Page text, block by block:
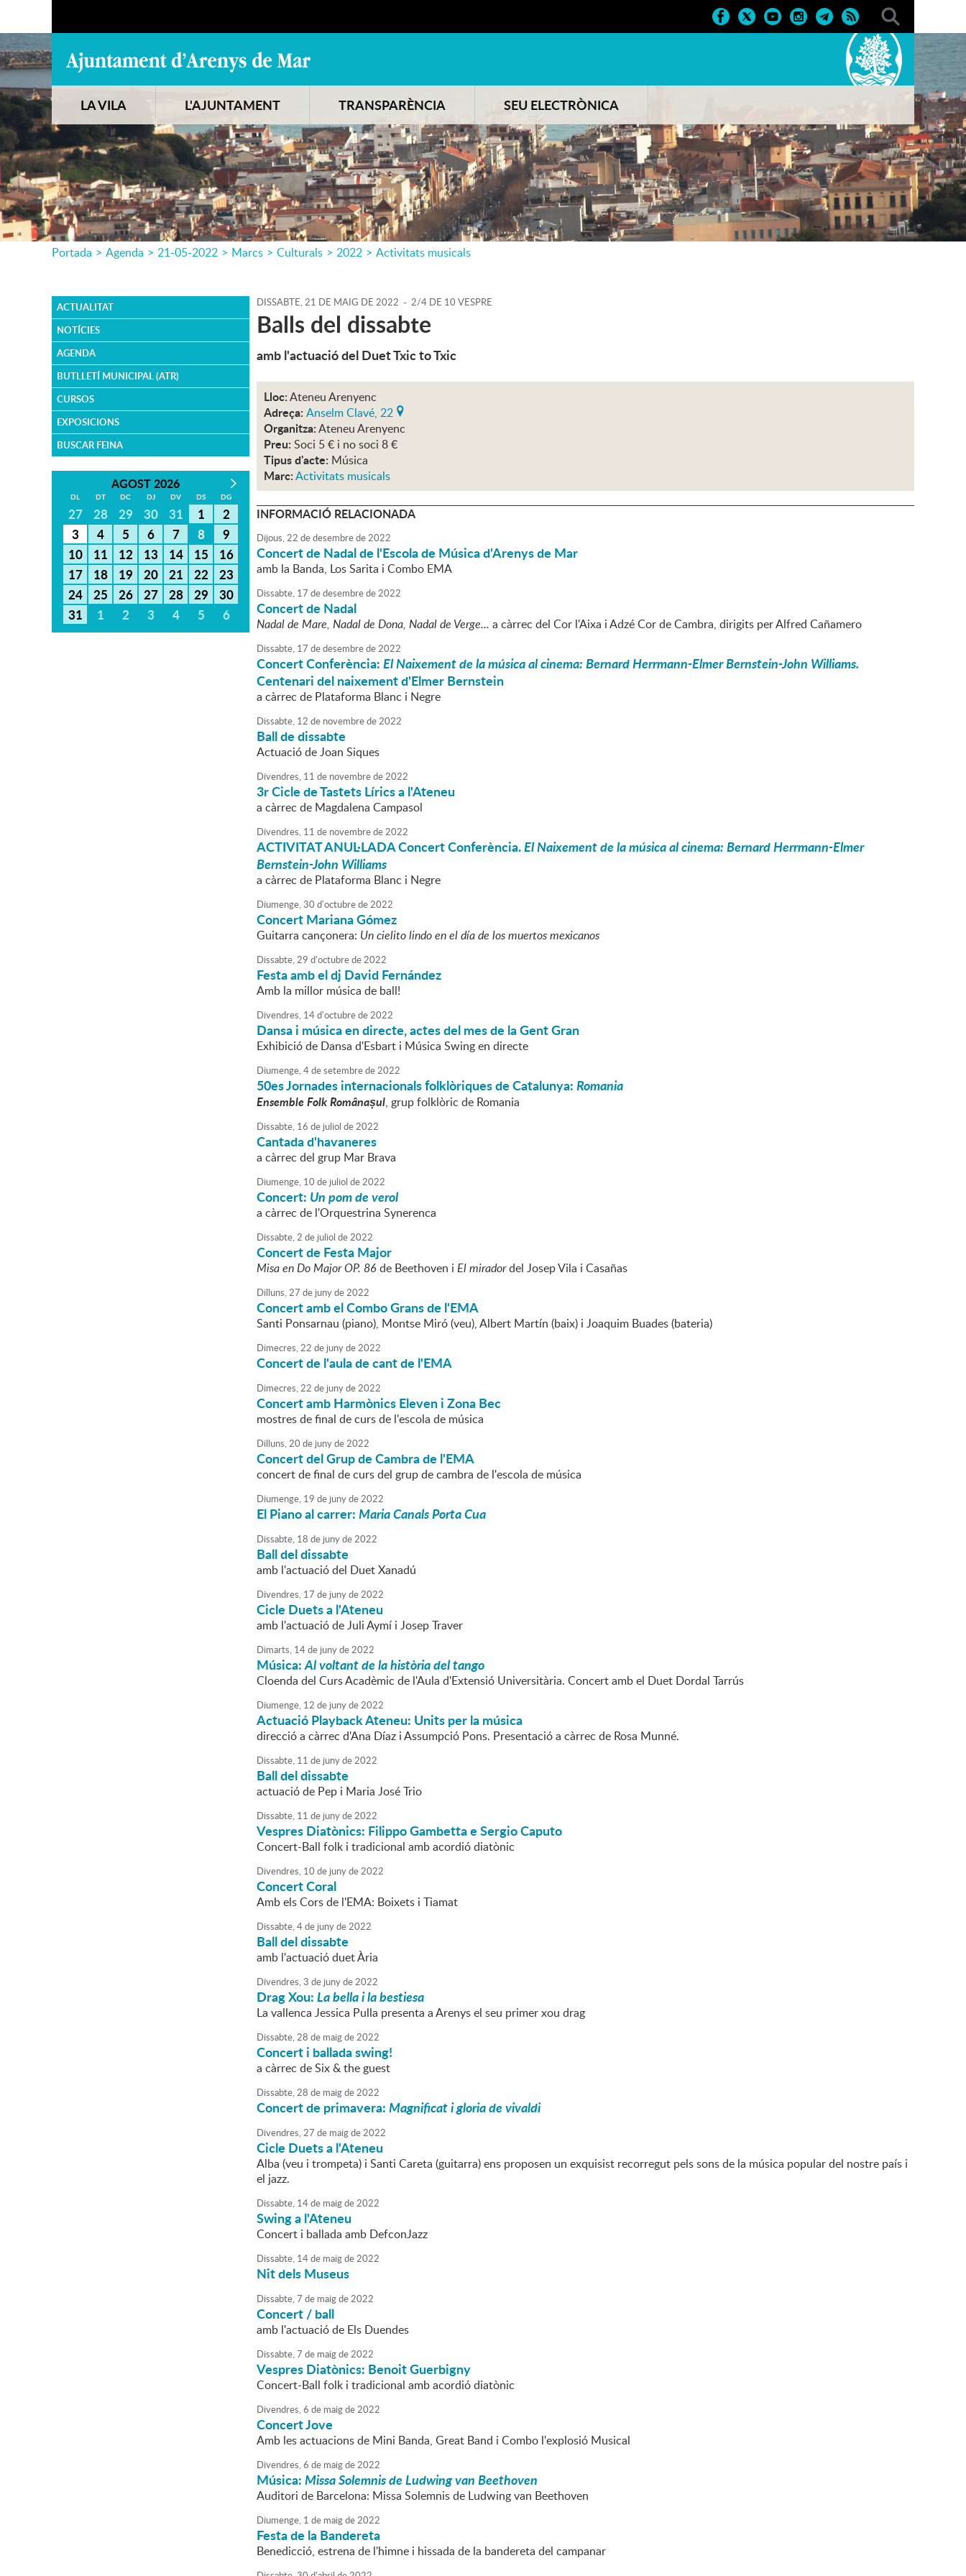
LA VILA L'AJUNTAMENT TRANSPARÈNCIA SEU ELECTRÒNICA
Portada > Agenda > 21-05-2022 > Marcs > Culturals > 2022 > Activitats musicals
ACTUALITAT
NOTÍCIES
AGENDA
BUTLLETÍ MUNICIPAL (ATR)
CURSOS
EXPOSICIONS
BUSCAR FEINA
AGOST 2026
DL DT DC DJ DV DS DG
27 28 29 30 31 1
2
3
4 5 6 7 8
9
10
11 12 13 14 15
16
17
18 19 20 21 22
23
24
25 26 27 28 29
30
31
1 2 3 4 5 6
DISSABTE,21 DE MAIG DE 2022 - 2/4 DE 10 VESPRE
Balls del dissabte
amb l'actuació del Duet Txic to Txic
Lloc:Ateneu Arenyenc
Adreça: Anselm Clavé, 22
Organitza:Ateneu Arenyenc
Preu: Soci 5 € i no soci 8 €
Tipus d'acte: Música
Marc:Activitats musicals
INFORMACIÓ RELACIONADA
Dijous,22 dedesembrede2022
Concert de Nadal de l'Escola de Música d'Arenys de Mar
amb la Banda, Los Sarita i Combo EMA
Dissabte, 17 dedesembrede2022
Concert de Nadal
Nadal de Mare, Nadal de Dona, Nadal de Verge... a càrrec del Cor l'Aixa i Adzé Cor de Cambra, dirigits per Alfred Cañamero
Dissabte, 17 dedesembrede2022
Concert Conferència:El Naixement de la música al cinema: Bernard Herrmann-Elmer Bernstein-John Williams.
Centenari del naixement d'Elmer Bernstein
a càrrec de Plataforma Blanc i Negre
Dissabte, 12 de novembrede2022
Ball de dissabte
Actuació de Joan Siques
Divendres, 11 de novembrede2022
3r Cicle de Tastets Lírics a l'Ateneu
a càrrec de Magdalena Campasol
Divendres, 11 de novembrede2022
ACTIVITAT ANUL·LADA Concert Conferència.El Naixement de la música al cinema: Bernard Herrmann-Elmer
Bernstein-John Williams
a càrrec de Plataforma Blanc i Negre
Diumenge,30 d'octubrede2022
Concert Mariana Gómez
Guitarra cançonera: Un cielito lindo en el día de los muertos mexicanos
Dissabte,29 d'octubrede2022
Festa amb el dj David Fernández
Amb la millor música de ball!
Divendres, 14d'octubrede2022
Dansa i música en directe, actes del mes de la Gent Gran
Exhibició de Dansa d'Esbart i Música Swing en directe
Diumenge,4desetembrede2022
50es Jornades internacionals folklòriques de Catalunya:Romania
Ensemble Folk Românașul, grup folklòric de Romania
Dissabte, 16 de juliol de2022
Cantada d'havaneres
a càrrec del grup Mar Brava
Diumenge, 10 de juliol de2022
Concert: Un pom de verol
a càrrec de l'Orquestrina Synerenca
Dissabte,2 de juliol de2022
Concert de Festa Major
Misa en Do Major OP. 86 de Beethoven i El miradordel Josep Vila i Casañas
Dilluns,27 de junyde2022
Concert amb el Combo Grans de l'EMA
Santi Ponsarnau (piano), Montse Miró (veu), Albert Martín (baix) i Joaquim Buades (bateria)
Dimecres,22 de junyde2022
Concert de l'aula de cant de l'EMA
Dimecres,22 de junyde2022
Concert amb Harmònics Eleven i Zona Bec
mostres de final de curs de l'escola de música
Dilluns,20 de junyde2022
Concert del Grup de Cambra de l'EMA
concert de final de curs del grup de cambra de l'escola de música
Diumenge, 19 de junyde2022
El Piano al carrer:Maria Canals Porta Cua
Dissabte, 18 de junyde2022
Ball del dissabte
amb l'actuació del Duet Xanadú
Divendres, 17 de junyde2022
Cicle Duets a l'Ateneu
amb l'actuació de Juli Aymí i Josep Traver
Dimarts, 14de junyde2022
Música:Al voltant de la història del tango
Cloenda del Curs Acadèmic de l'Aula d'Extensió Universitària. Concert amb el Duet Dordal Tarrús
Diumenge, 12 de junyde2022
Actuació Playback Ateneu: Units per la música
direcció a càrrec d'Ana Díaz i Assumpció Pons. Presentació a càrrec de Rosa Munné.
Dissabte, 11 de junyde2022
Ball del dissabte
actuació de Pep i Maria José Trio
Dissabte, 11 de junyde2022
Vespres Diatònics: Filippo Gambetta e Sergio Caputo
Concert-Ball folk i tradicional amb acordió diatònic
Divendres, 10 de junyde2022
Concert Coral
Amb els Cors de l'EMA: Boixets i Tiamat
Dissabte,4de junyde2022
Ball del dissabte
amb l'actuació duet Ària
Divendres,3 de junyde2022
Drag Xou:La bella i la bestiesa
La vallenca Jessica Pulla presenta a Arenys el seu primer xou drag
Dissabte,28 de maigde2022
Concert i ballada swing!
a càrrec de Six & the guest
Dissabte,28 de maigde2022
Concert de primavera:Magnificat i gloria de vivaldi
Divendres,27 de maigde2022
Cicle Duets a l'Ateneu
Alba (veu i trompeta) i Santi Careta (guitarra) ens proposen un exquisist recorregut pels sons de la música popular del nostre país i
el jazz.
Dissabte, 14de maigde2022
Swing a l'Ateneu
Concert i ballada amb DefconJazz
Dissabte, 14de maigde2022
Nit dels Museus
Dissabte,7 de maigde2022
Concert / ball
amb l'actuació de Els Duendes
Dissabte,7 de maigde2022
Vespres Diatònics: Benoit Guerbigny
Concert-Ball folk i tradicional amb acordió diatònic
Divendres,6 de maigde2022
Concert Jove
Amb les actuacions de Mini Banda, Great Band i Combo l'explosió Musical
Divendres,6 de maigde2022
Música:Missa Solemnis de Ludwing van Beethoven
Auditori de Barcelona: Missa Solemnis de Ludwing van Beethoven
Diumenge, 1 de maigde2022
Festa de la Bandereta
Benedicció, estrena de l'himne i hissada de la bandereta del campanar